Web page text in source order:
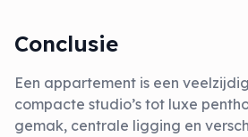
Conclusie
Een appartement is een
compacte studio’s tot luxe
gemak, centrale ligging en